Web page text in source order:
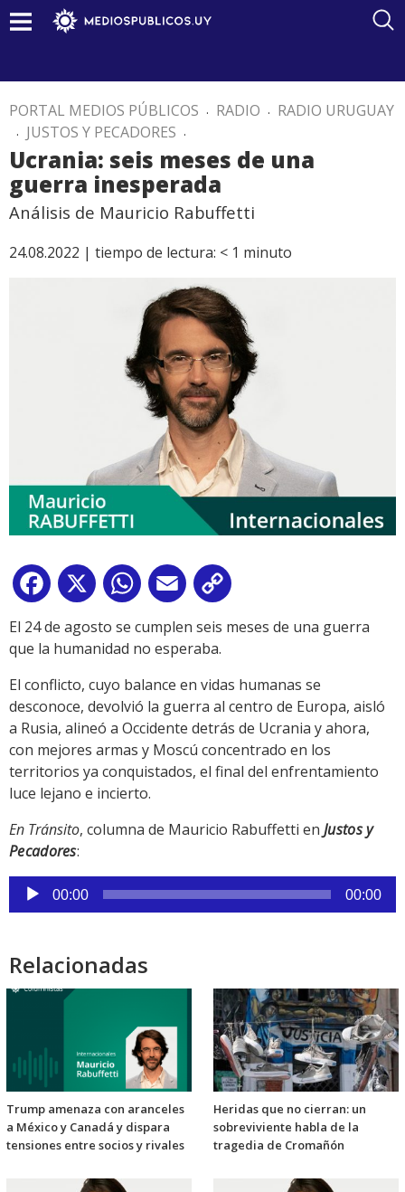
PORTAL MEDIOS PÚBLICOS . RADIO . RADIO URUGUAY
. JUSTOS Y PECADORES .
Ucrania: seis meses de una
guerra inesperada
Análisis de Mauricio Rabuffetti
24.08.2022 | tiempo de lectura: < 1 minuto
Facebook
X WhatsApp
Email
Link
El 24 de agosto se cumplen seis meses de una guerra
que la humanidad no esperaba.
El conflicto, cuyo balance en vidas humanas se
desconoce, devolvió la guerra al centro de Europa, aisló
a Rusia, alineó a Occidente detrás de Ucrania y ahora,
con mejores armas y Moscú concentrado en los
territorios ya conquistados, el final del enfrentamiento
luce lejano e incierto.
En Tránsito, columna de Mauricio Rabuffetti en Justos y
Pecadores:
Reproductor
de
00:00 00:00
Relacionadas
Trump amenaza con aranceles
a México y Canadá y dispara
tensiones entre socios y rivales
Heridas que no cierran: un
sobreviviente habla de la
tragedia de Cromañón